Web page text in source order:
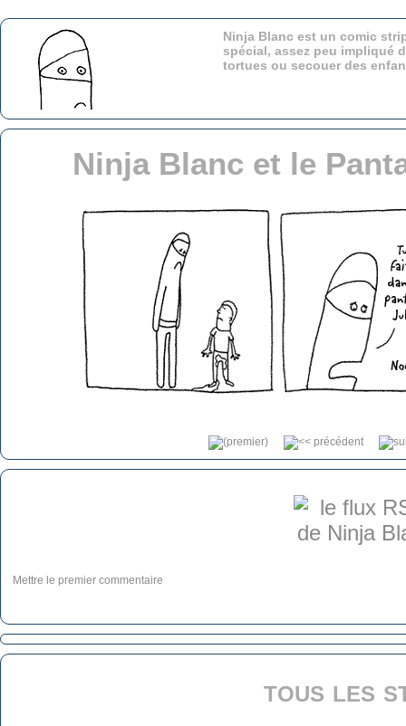
Ninja Blanc est un comic
spécial, assez peu impliqué
tortues ou secouer des
Ninja Blanc et le
Mettre le premier commentaire
tous les